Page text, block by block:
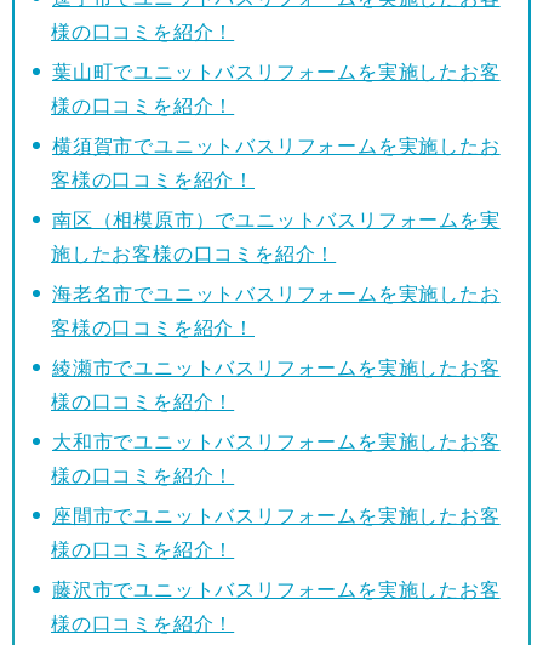
様の口コミを紹介！
葉山町でユニットバスリフォームを実施したお客
様の口コミを紹介！
横須賀市でユニットバスリフォームを実施したお
客様の口コミを紹介！
南区（相模原市）でユニットバスリフォームを実
施したお客様の口コミを紹介！
海老名市でユニットバスリフォームを実施したお
客様の口コミを紹介！
綾瀬市でユニットバスリフォームを実施したお客
様の口コミを紹介！
大和市でユニットバスリフォームを実施したお客
様の口コミを紹介！
座間市でユニットバスリフォームを実施したお客
様の口コミを紹介！
藤沢市でユニットバスリフォームを実施したお客
様の口コミを紹介！